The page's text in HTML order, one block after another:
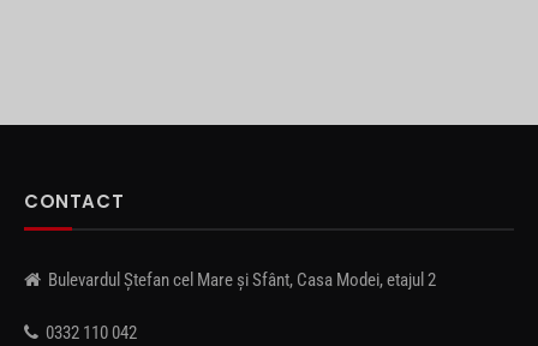
CONTACT
Bulevardul Ștefan cel Mare și Sfânt, Casa Modei, etajul 2
0332 110 042